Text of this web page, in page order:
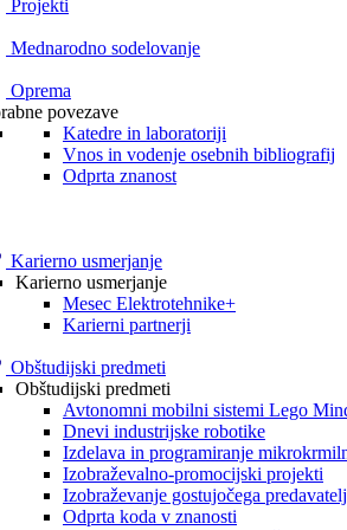
Projekti
Mednarodno sodelovanje
Oprema
povezave
Katedre in laboratoriji
Vnos in vodenje osebnih bibliografij
Odprta znanost
Karierno usmerjanje
Karierno usmerjanje
Mesec Elektrotehnike+
Karierni partnerji
Obštudijski predmeti
Obštudijski predmeti
Avtonomni mobilni sistemi Lego
Dnevi industrijske robotike
Izdelava in programiranje
Izobraževalno-promocijski projekti
Izobraževanje gostujočega
Odprta koda v znanosti